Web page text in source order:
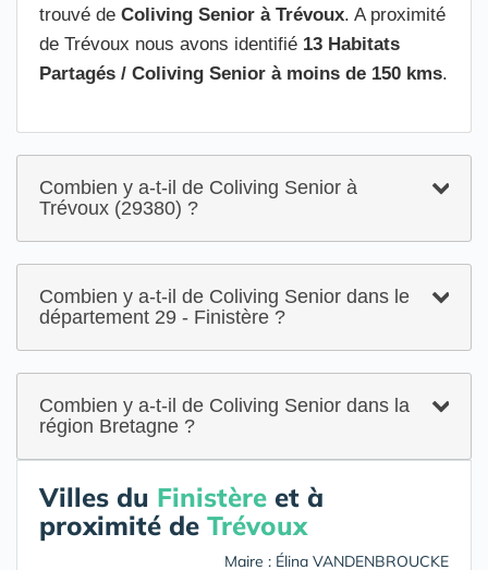
trouvé de Coliving Senior à Trévoux. A proximité
de Trévoux nous avons identifié 13 Habitats
Partagés / Coliving Senior à moins de 150 kms.
Combien y a-t-il de Coliving Senior à
Trévoux (29380) ?
Combien y a-t-il de Coliving Senior dans le
département 29 - Finistère ?
Combien y a-t-il de Coliving Senior dans la
région Bretagne ?
Villes du Finistère et à
proximité de Trévoux
Maire : Élina VANDENBROUCKE